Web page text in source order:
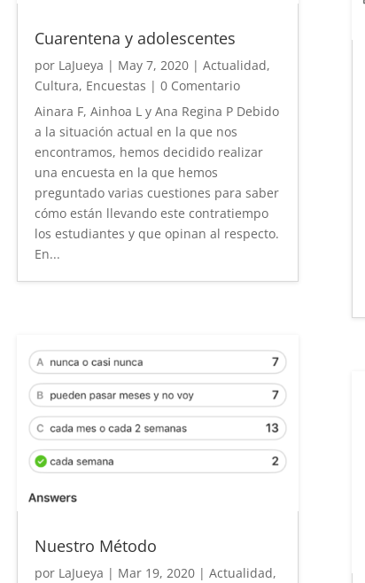
Cuarentena y adolescentes
por LaJueya | May 7, 2020| Actualidad,
Cultura, Encuestas | 0 Comentario
Ainara F, Ainhoa L y Ana Regina P Debido
a la situación actual en la que nos
encontramos, hemos decidido realizar
una encuesta en la que hemos
preguntado varias cuestiones para saber
cómo están llevando este contratiempo
los estudiantes y que opinan al respecto.
En...
Nuestro Método
por LaJueya | Mar 19, 2020| Actualidad,